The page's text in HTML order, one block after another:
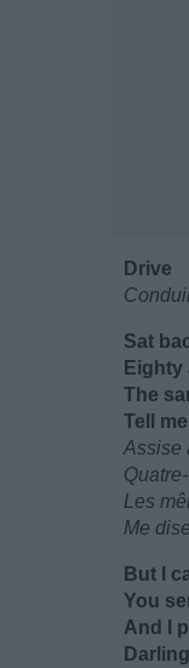
Drive
Sat
Eighty
The
Tell
Assise
Les
Me
But I
You
And I